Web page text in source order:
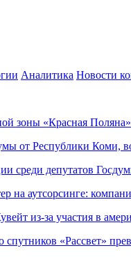
Аналитика Новости
зоны «Красная
от Республики Коми,
среди депутатов
на аутсорсинге:
из-за участия в
спутников «Рассвет»